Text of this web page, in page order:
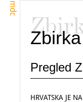
mdc
Pregled
HRVATSKA JE